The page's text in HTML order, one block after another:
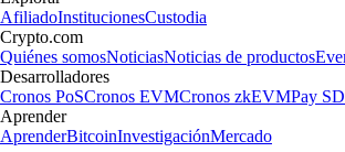
AfiliadoInstitucionesCustodia
Crypto.com
Quiénes somosNoticiasNoticias de productos
Desarrolladores
Cronos PoSCronos EVMCronos zkEVMPay
Aprender
AprenderBitcoinInvestigaciónMercado